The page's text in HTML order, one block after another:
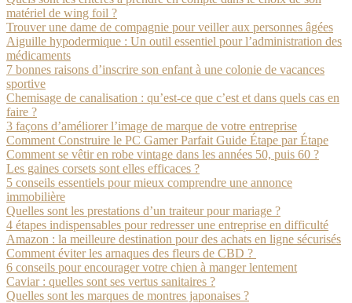
matériel de wing foil ?
Trouver une dame de compagnie pour veiller aux personnes âgées
Aiguille hypodermique : Un outil essentiel pour l’administration des
médicaments
7 bonnes raisons d’inscrire son enfant à une colonie de vacances
sportive
Chemisage de canalisation : qu’est-ce que c’est et dans quels cas en
faire ?
3 façons d’améliorer l’image de marque de votre entreprise
Comment Construire le PC Gamer Parfait Guide Étape par Étape
Comment se vêtir en robe vintage dans les années 50, puis 60 ?
Les gaines corsets sont elles efficaces ?
5 conseils essentiels pour mieux comprendre une annonce
immobilière
Quelles sont les prestations d’un traiteur pour mariage ?
4 étapes indispensables pour redresser une entreprise en difficulté
Amazon : la meilleure destination pour des achats en ligne sécurisés
Comment éviter les arnaques des fleurs de CBD ?
6 conseils pour encourager votre chien à manger lentement
Caviar : quelles sont ses vertus sanitaires ?
Quelles sont les marques de montres japonaises ?